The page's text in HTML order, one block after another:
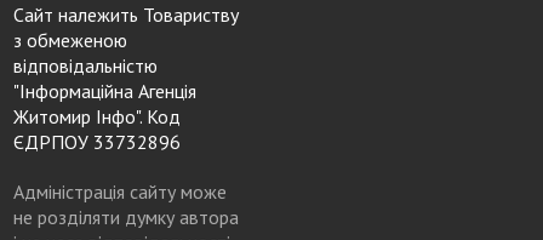
Сайт належить Товариству
з обмеженою
відповідальністю
"Інформаційна Агенція
Житомир Інфо". Код
ЄДРПОУ 33732896
Адміністрація сайту може
не розділяти думку автора